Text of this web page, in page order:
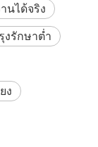
นได้จริง
รักษาต่ำ
ง